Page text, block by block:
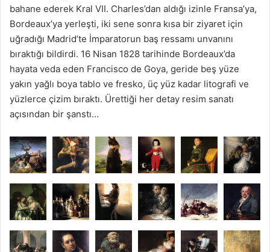
bahane ederek Kral VII. Charles’dan aldığı izinle Fransa’ya,
Bordeaux’ya yerleşti, iki sene sonra kısa bir ziyaret için
uğradığı Madrid’te İmparatorun baş ressamı unvanını
bıraktığı bildirdi. 16 Nisan 1828 tarihinde Bordeaux’da
hayata veda eden Francisco de Goya, geride beş yüze
yakın yağlı boya tablo ve fresko, üç yüz kadar litografi ve
yüzlerce çizim bıraktı. Ürettiği her detay resim sanatı
açısından bir şanstı…